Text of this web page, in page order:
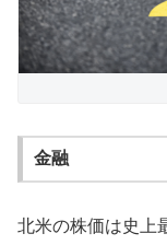
金融
北米の株価は史上